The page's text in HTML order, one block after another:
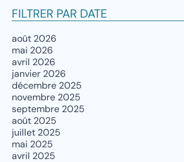
FILTRER PAR DATE
août 2026
mai 2026
avril 2026
janvier 2026
décembre 2025
novembre 2025
septembre 2025
août 2025
juillet 2025
mai 2025
avril 2025